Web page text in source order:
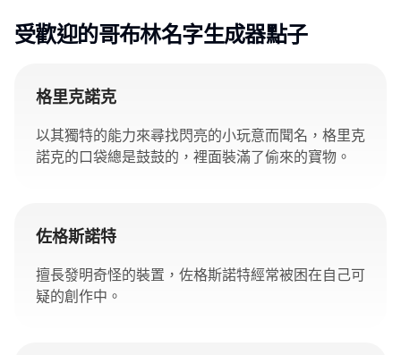
受歡迎的哥布林名字生成器點子
格里克諾克
以其獨特的能力來尋找閃亮的小玩意而聞名，格里克
諾克的口袋總是鼓鼓的，裡面裝滿了偷來的寶物。
佐格斯諾特
擅長發明奇怪的裝置，佐格斯諾特經常被困在自己可
疑的創作中。